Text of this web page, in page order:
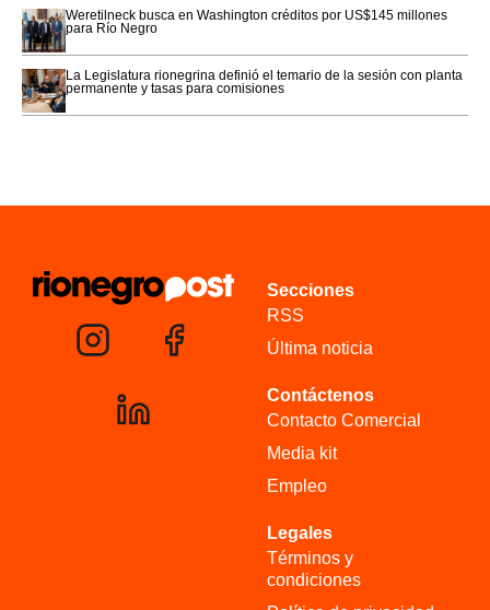
Weretilneck busca en Washington créditos por US$145 millones
para Río Negro
La Legislatura rionegrina definió el temario de la sesión con planta
permanente y tasas para comisiones
Secciones
RSS
Última noticia
Contáctenos
Contacto Comercial
Media kit
Empleo
Legales
Términos y
condiciones